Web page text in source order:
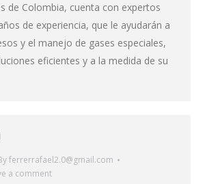
de Colombia, cuenta con expertos
de experiencia, que le ayudarán a
y el manejo de gases especiales,
eficientes y a la medida de su
ferrerrafael2.0@gmail.com
a comment